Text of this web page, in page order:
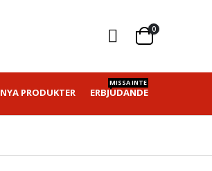
0
NYA PRODUKTER ERBJUDANDE
MISSA INTE